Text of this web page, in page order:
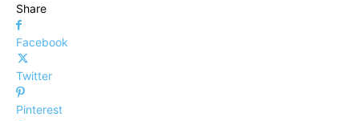
Share
Facebook
Twitter
Pinterest